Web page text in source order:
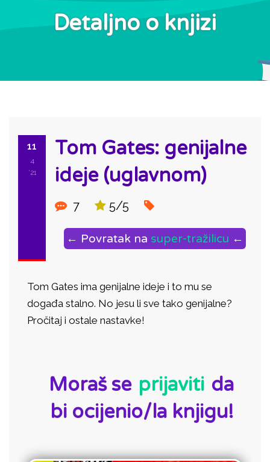
Detaljno o knjizi
11
4
'21
Tom Gates: genijalne
ideje (uglavnom)
7 5/5
← Povratak na super-tražilicu ←
Tom Gates ima genijalne ideje i to mu se
događa stalno. No jesu li sve tako genijalne?
Pročitaj i ostale nastavke!
Moraš se prijaviti da
bi ocijenio/la knjigu!